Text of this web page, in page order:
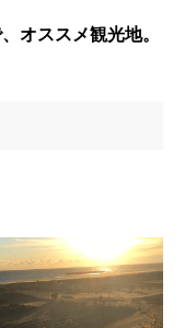
オススメ観光地。